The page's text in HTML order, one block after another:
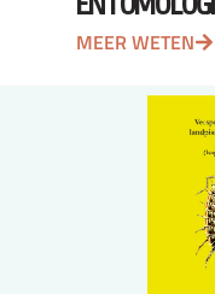
MEER WETEN